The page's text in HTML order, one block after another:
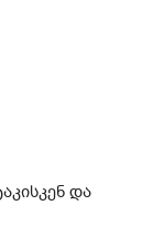
და